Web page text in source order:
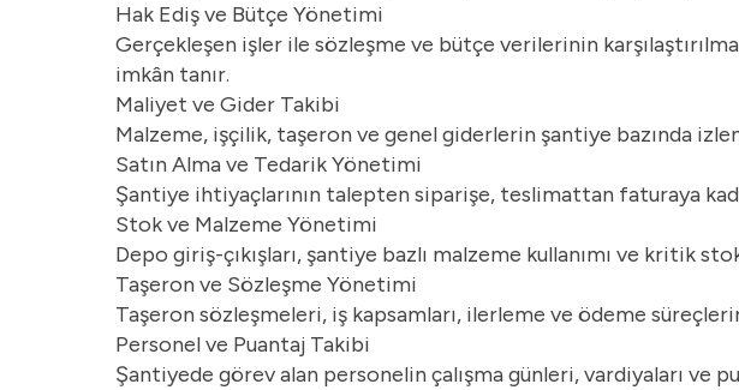
Hak Ediş ve Bütçe Yönetimi
Gerçekleşen işler ile sözleşme ve bütçe verilerinin
imkân tanır.
Maliyet ve Gider Takibi
Malzeme, işçilik, taşeron ve genel giderlerin şantiye bazında
Satın Alma ve Tedarik Yönetimi
Şantiye ihtiyaçlarının talepten siparişe, teslimattan faturaya
Stok ve Malzeme Yönetimi
Depo giriş-çıkışları, şantiye bazlı malzeme kullanımı ve kritik
Taşeron ve Sözleşme Yönetimi
Taşeron sözleşmeleri, iş kapsamları, ilerleme ve ödeme
Personel ve Puantaj Takibi
Şantiyede görev alan personelin çalışma günleri, vardiyaları ve